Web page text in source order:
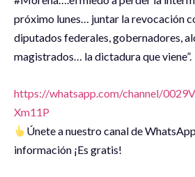
próximo lunes… juntar la revocación
diputados federales, gobernadores,
magistrados… la dictadura que viene”.
https://whatsapp.com/channel/
Xm11P
Únete a nuestro canal de
información ¡Es gratis!